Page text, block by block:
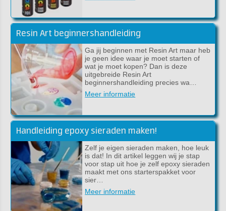
Resin Art beginnershandleiding
Ga jij beginnen met Resin Art maar heb
je geen idee waar je moet starten of
wat je moet kopen? Dan is deze
uitgebreide Resin Art
beginnershandleiding precies wa…
Meer informatie
Handleiding epoxy sieraden maken!
Zelf je eigen sieraden maken, hoe leuk
is dat! In dit artikel leggen wij je stap
voor stap uit hoe je zelf epoxy sieraden
maakt met ons starterspakket voor
sier…
Meer informatie